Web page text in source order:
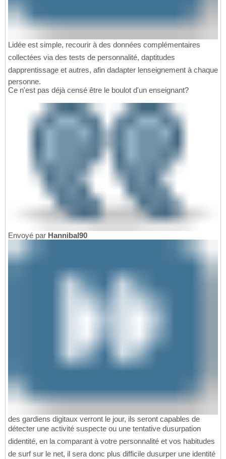
Lidée est simple, recourir à des données complémentaires
collectées via des tests de personnalité, daptitudes
dapprentissage et autres, afin dadapter lenseignement à chaque
personne.
Ce n'est pas déjà censé être le boulot d'un enseignant?
Envoyé par Hannibal90
des gardiens digitaux verront le jour, ils seront capables de
détecter une activité suspecte ou une tentative dusurpation
didentité, en la comparant à votre personnalité et vos habitudes
de surf sur le net, il sera donc plus difficile dusurper une identité